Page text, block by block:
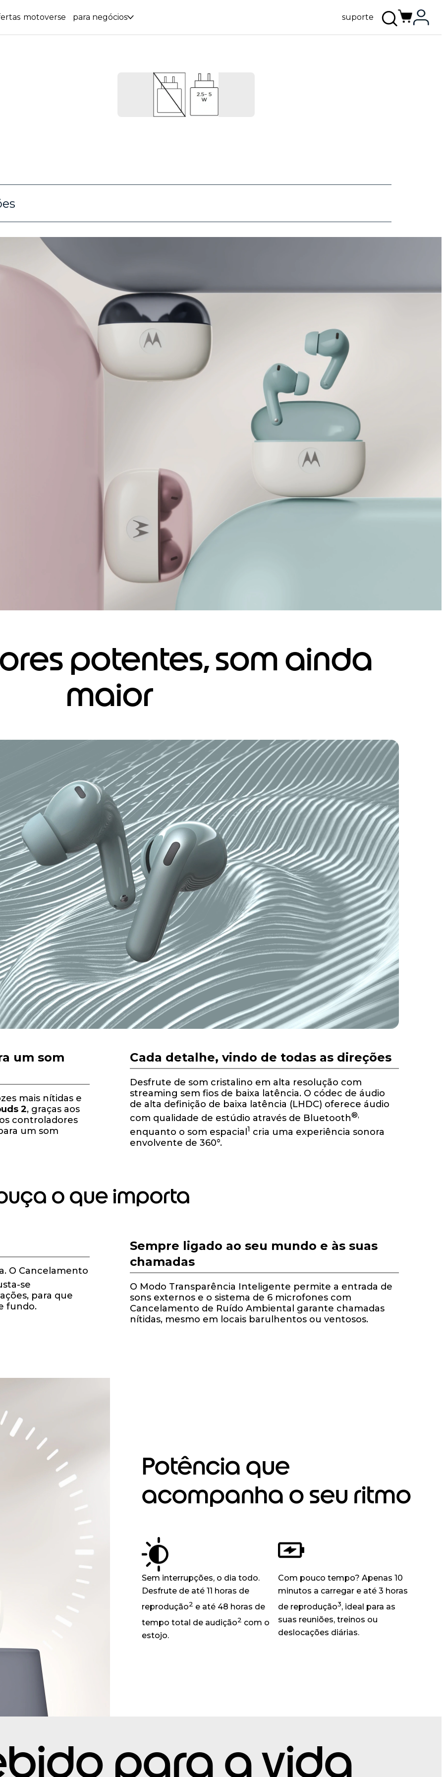
motoverse para negócios suporte
potentes, som ainda
maior
um som
mais nítidas e
2, graças aos
controladores
um som
Cada detalhe, vindo de todas as direções
Desfrute de som cristalino em alta resolução com
streaming sem fios de baixa latência. O códec de áudio
de alta definição de baixa latência (LHDC) oferece áudio
com qualidade de estúdio através de Bluetooth®,
enquanto o som espacial1 cria uma experiência sonora
envolvente de 360°.
o que importa
O Cancelamento
se
para que
fundo.
Sempre ligado ao seu mundo e às suas
chamadas
O Modo Transparência Inteligente permite a entrada de
sons externos e o sistema de 6 microfones com
Cancelamento de Ruído Ambiental garante chamadas
nítidas, mesmo em locais barulhentos ou ventosos.
Potência que
acompanha o seu ritmo
Sem interrupções, o dia todo.
Desfrute de até 11 horas de
reprodução2 e até 48 horas de
tempo total de audição2 com o
estojo.
Com pouco tempo? Apenas 10
minutos a carregar e até 3 horas
de reprodução3, ideal para as
suas reuniões, treinos ou
deslocações diárias.
para a vida